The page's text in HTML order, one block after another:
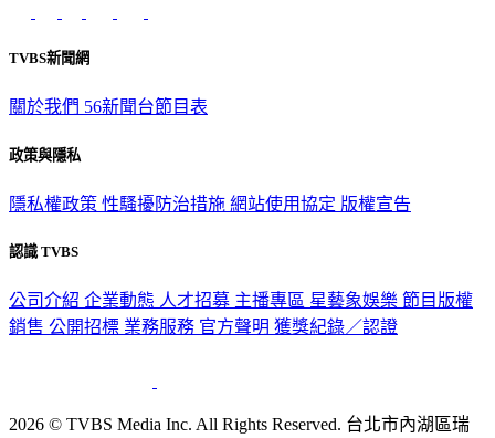
TVBS新聞網
關於我們 56新聞台節目表
政策與隱私
隱私權政策 性騷擾防治措施 網站使用協定 版權宣告
認識 TVBS
公司介紹 企業動態 人才招募 主播專區 星藝象娛樂 節目版權
銷售 公開招標 業務服務 官方聲明 獲獎紀錄／認證
2026 © TVBS Media Inc. All Rights Reserved. 台北市內湖區瑞